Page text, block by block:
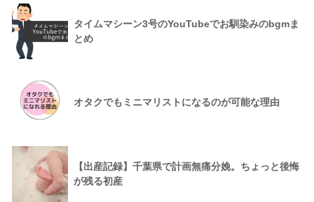
タイムマシーン3号のYouTubeでお馴染みのbgmま
とめ
オタクでもミニマリストになるのが可能な理由
【出産記録】千葉県で計画無痛分娩。ちょっと後悔
が残る初産